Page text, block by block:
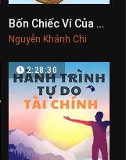
0
Bốn Chiếc Ví Của Tôi
Nguyễn Khánh Chi
2:28:30